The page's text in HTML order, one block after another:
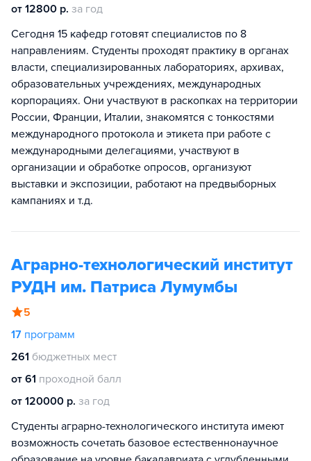
от 12800 р. за год
Сегодня 15 кафедр готовят специалистов по 8
направлениям. Студенты проходят практику в органах
власти, специализированных лабораториях, архивах,
образовательных учреждениях, международных
корпорациях. Они участвуют в раскопках на территории
России, Франции, Италии, знакомятся с тонкостями
международного протокола и этикета при работе с
международными делегациями, участвуют в
организации и обработке опросов, организуют
выставки и экспозиции, работают на предвыборных
кампаниях и т.д.
Аграрно-технологический институт
РУДН им. Патриса Лумумбы
5
17 программ
261 бюджетных мест
от 61 проходной балл
от 120000 р. за год
Студенты аграрно-технологического института имеют
возможность сочетать базовое естественнонаучное